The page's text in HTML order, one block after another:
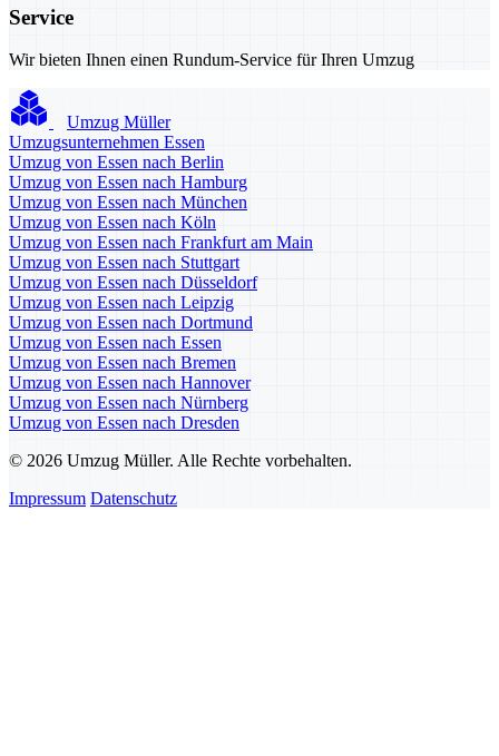
Service
Wir bieten Ihnen einen Rundum-Service für Ihren Umzug
Umzug Müller
Umzugsunternehmen Essen
Umzug von Essen nach Berlin
Umzug von Essen nach Hamburg
Umzug von Essen nach München
Umzug von Essen nach Köln
Umzug von Essen nach Frankfurt am Main
Umzug von Essen nach Stuttgart
Umzug von Essen nach Düsseldorf
Umzug von Essen nach Leipzig
Umzug von Essen nach Dortmund
Umzug von Essen nach Essen
Umzug von Essen nach Bremen
Umzug von Essen nach Hannover
Umzug von Essen nach Nürnberg
Umzug von Essen nach Dresden
© 2026 Umzug Müller. Alle Rechte vorbehalten.
Impressum Datenschutz